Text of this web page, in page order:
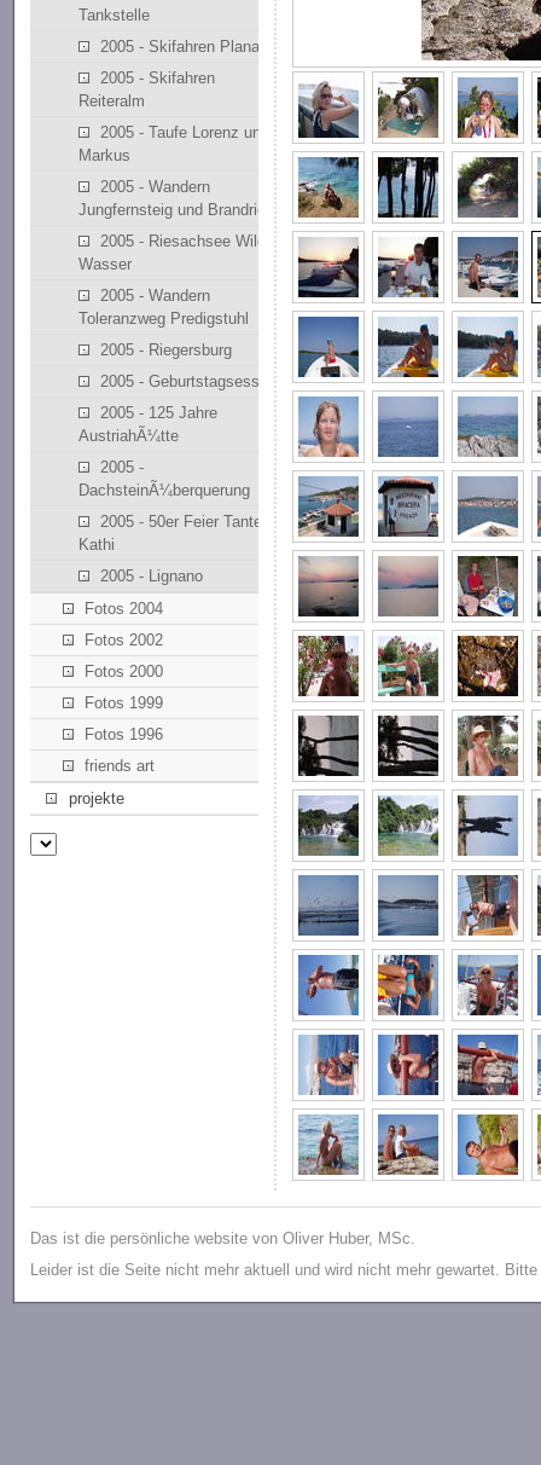
Tankstelle
2005 - Skifahren Planai
2005 - Skifahren
Reiteralm
2005 - Taufe Lorenz und
Markus
2005 - Wandern
Jungfernsteig und Brandriedl
2005 - Riesachsee Wilde
Wasser
2005 - Wandern
Toleranzweg Predigstuhl
2005 - Riegersburg
2005 - Geburtstagsessen
2005 - 125 Jahre
AustriahÃ¼tte
2005 -
DachsteinÃ¼berquerung
2005 - 50er Feier Tante
Kathi
2005 - Lignano
Fotos 2004
Fotos 2002
Fotos 2000
Fotos 1999
Fotos 1996
friends art
projekte
Das ist die persönliche website von Oliver Huber, MSc.
Leider ist die Seite nicht mehr aktuell und wird nicht mehr gewartet.